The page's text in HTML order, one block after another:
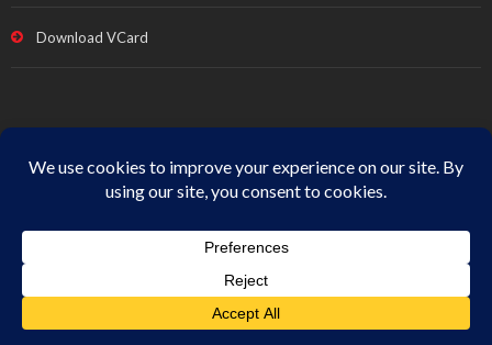
Download VCard
Rights Reserved© CopyrightStudio Fabrizio Fava| p.iva
01666440431